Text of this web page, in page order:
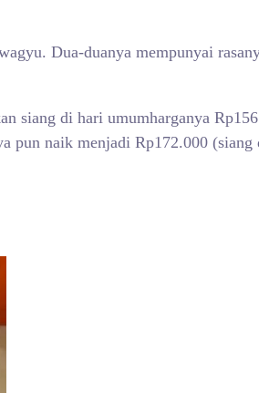
Dua-duanya mempunyai
siang di hari umumharganya
pun naik menjadi Rp172.000 (siang